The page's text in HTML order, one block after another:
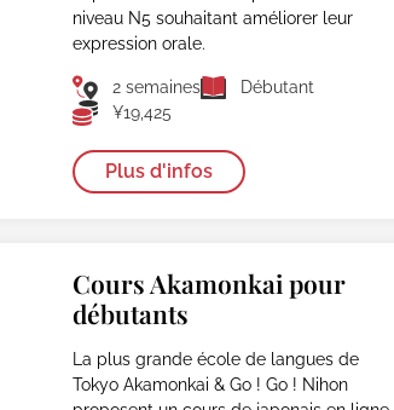
niveau N5 souhaitant améliorer leur
expression orale.
2 semaines
Débutant
¥19,425
Plus d'infos
Cours Akamonkai pour
débutants
La plus grande école de langues de
Tokyo Akamonkai & Go ! Go ! Nihon